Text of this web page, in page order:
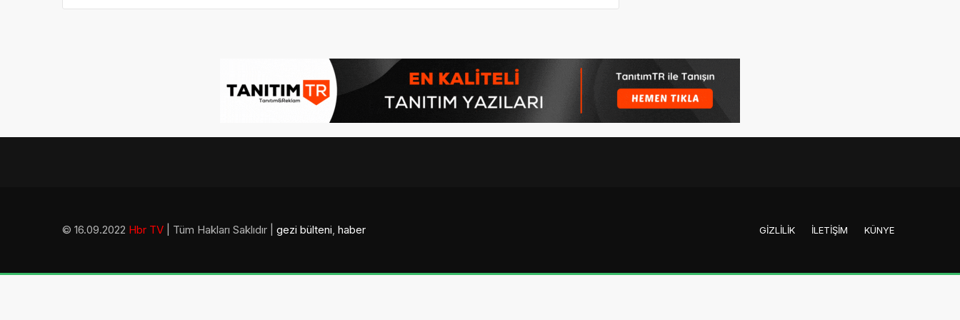
© 16.09.2022 Hbr TV | Tüm Hakları Saklıdır | gezi bülteni, haber GIZLILIK İLETIŞIM KÜNYE